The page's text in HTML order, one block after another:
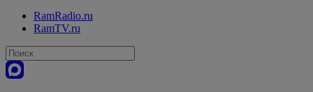
RamRadio.ru
RamTV.ru